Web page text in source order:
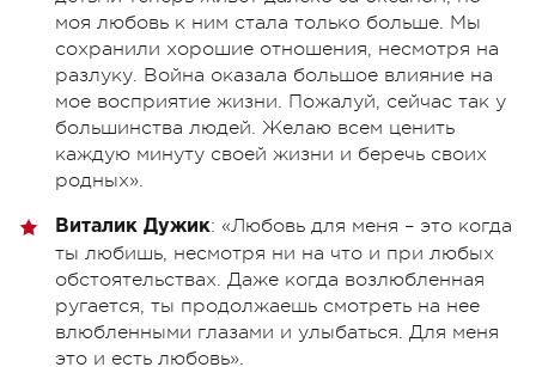
моя любовь к ним стала только больше. Мы
сохранили хорошие отношения, несмотря на
разлуку. Война оказала большое влияние на
мое восприятие жизни. Пожалуй, сейчас так у
большинства людей. Желаю всем ценить
каждую минуту своей жизни и беречь своих
родных».
Виталик Дужик: «Любовь для меня – это когда
ты любишь, несмотря ни на что и при любых
обстоятельствах. Даже когда возлюбленная
ругается, ты продолжаешь смотреть на нее
влюбленными глазами и улыбаться. Для меня
это и есть любовь».